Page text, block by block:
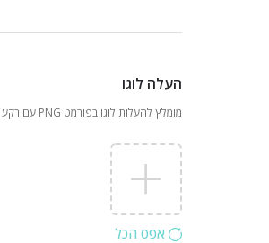
העלה לוגו
מומלץ להעלות לוגו בפורמט PNG עם רקע שקוף, בגודל עד 250 kb
אפס הכל